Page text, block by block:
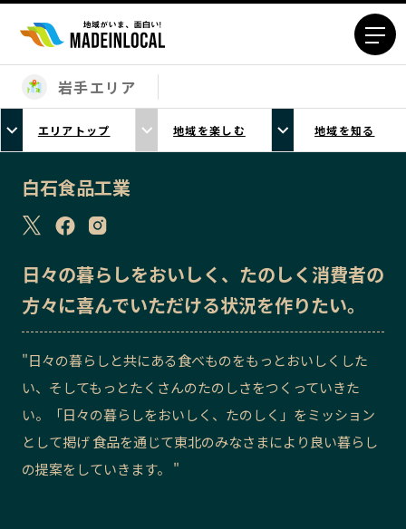
エリアから探す
北海道エリア
青森エリア
岩手エリア
福島エリア
埼玉エリア
千葉エリア
東京23区エリア
多摩エリア
富山エリア
石川エリア
岩手エリア
エリアトップ 地域を楽しむ 地域を知る
白石食品工業
日々の暮らしをおいしく、たのしく消費者の
方々に喜んでいただける状況を作りたい。
"日々の暮らしと共にある食べものをもっとおいしくした
い、そしてもっとたくさんのたのしさをつくっていきた
い。「日々の暮らしをおいしく、たのしく」をミッション
として掲げ 食品を通じて東北のみなさまにより良い暮らし
の提案をしていきます。 "